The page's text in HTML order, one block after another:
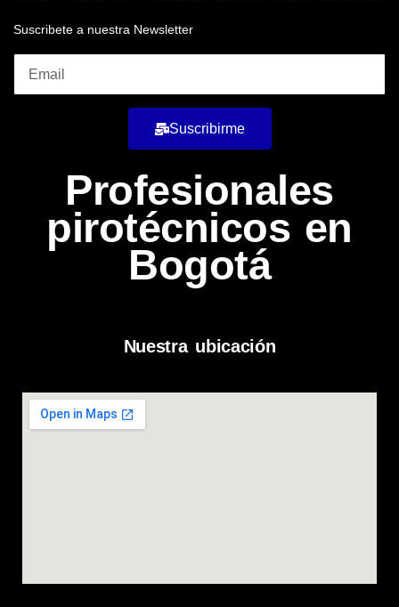
Suscribete a nuestra Newsletter
Suscribirme
Profesionales
pirotécnicos en
Bogotá
Nuestra ubicación